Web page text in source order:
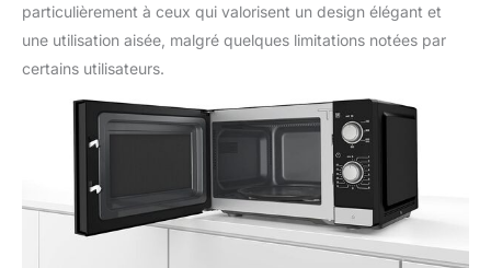
particulièrement à ceux qui valorisent un design élégant et
une utilisation aisée, malgré quelques limitations notées par
certains utilisateurs.